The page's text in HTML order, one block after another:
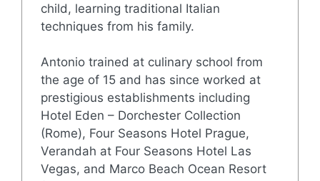
child, learning traditional Italian
techniques from his family.
Antonio trained at culinary school from
the age of 15 and has since worked at
prestigious establishments including
Hotel Eden – Dorchester Collection
(Rome), Four Seasons Hotel Prague,
Verandah at Four Seasons Hotel Las
Vegas, and Marco Beach Ocean Resort